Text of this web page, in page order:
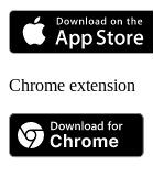
Chrome extension